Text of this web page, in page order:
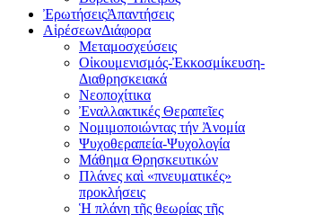
ἘρωτήσειςἈπαντήσεις
ΑἱρέσεωνΔιάφορα
Μεταμοσχεύσεις
Οἰκουμενισμός-Ἐκκοσμίκευση-
Διαθρησκειακά
Νεοποχίτικα
Ἐναλλακτικές Θεραπεῖες
Νομιμοποιώντας τήν Ἀνομία
Ψυχοθεραπεία-Ψυχολογία
Μάθημα Θρησκευτικών
Πλάνες καὶ «πνευματικές»
προκλήσεις
Ἡ πλάνη τῆς θεωρίας τῆς